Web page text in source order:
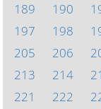
189
190
197
198
205
206
213
214
221
222